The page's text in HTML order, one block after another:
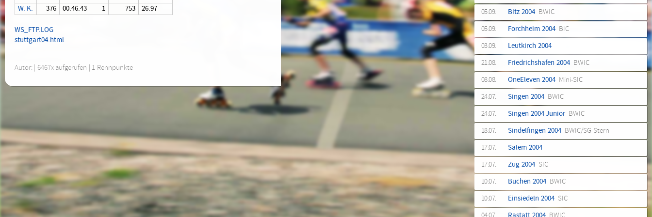
W. K.
376 00:46:43 1 753 26.97
WS_FTP.LOG
stuttgart04.html
Autor: | 6467x aufgerufen | 1 Rennpunkte
05.09.
Bitz 2004 BWIC
05.09.
Forchheim 2004 BIC
03.09.
Leutkirch 2004
21.08.
Friedrichshafen 2004 BWIC
08.08.
OneEleven 2004 Mini-SIC
24.07.
Singen 2004 BWIC
24.07.
Singen 2004 Junior BWIC
18.07.
Sindelfingen 2004 BWIC/SG-Stern
17.07.
Salem 2004
17.07.
Zug 2004 SIC
10.07.
Buchen 2004 BWIC
10.07.
Einsiedeln 2004 SIC